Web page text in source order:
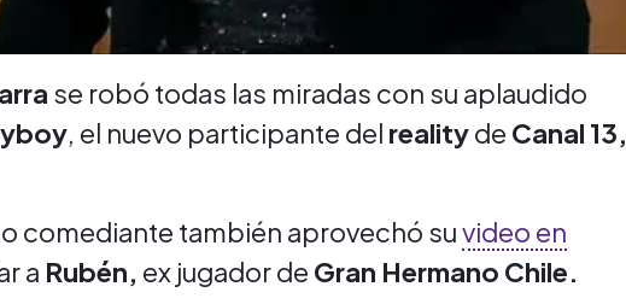
se robó todas las miradas con su aplaudido
, el nuevo participante del realityde Canal 13,
comediante también aprovechó suvideo en
a Rubén, ex jugador de Gran Hermano Chile.